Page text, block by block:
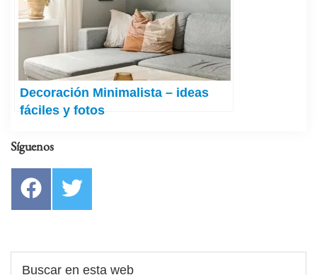
Decoración Minimalista – ideas
fáciles y fotos
Barra
lateral
principal
Síguenos